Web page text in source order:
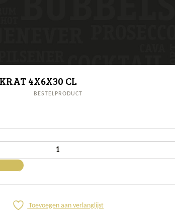
4X6X30 CL
BESTELPRODUCT
Hertog Jan Lentebock krat 4x6x30 cl aantal
Toevoegen aan verlanglijst